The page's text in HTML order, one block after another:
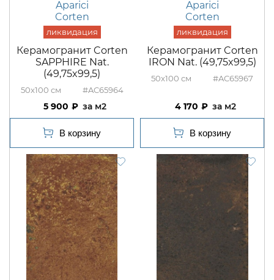
Aparici
Corten
Керамогранит Corten
SAPPHIRE Nat.
(49,75x99,5)
50x100 #AC65964
5 900 м2
Aparici
Corten
Керамогранит Corten
IRON Nat. (49,75x99,5)
50x100 #AC65967
4 170 м2